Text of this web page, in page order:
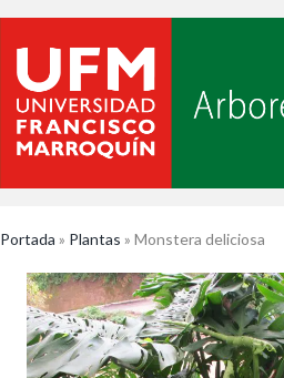
Portada » Plantas » Monstera deliciosa